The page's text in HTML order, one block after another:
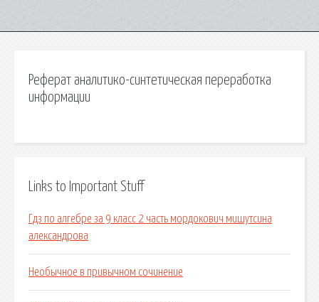
Реферат аналитико-синтетическая переработка
информации
Links to Important Stuff
Гдз по алгебре за 9 класс 2 часть мордокович мишутсина
александрова
Необычное в привычном сочинение